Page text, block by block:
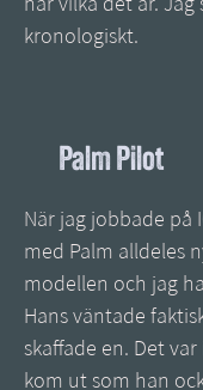
här vilka det är.
kronologiskt.
Palm Pilot
När jag jobbade på
med Palm alldeles
modellen och jag
Hans väntade
skaffade en. Det
kom ut som han